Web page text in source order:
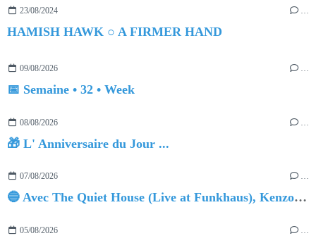
23/08/2024 …
HAMISH HAWK ○ A FIRMER HAND
09/08/2026 …
📅 Semaine • 32 • Week
08/08/2026
🎁 L' Anniversaire du Jour ...
07/08/2026 …
🔵 Avec The Quiet House (Live at Funkhaus), Kenzo Zurzolo livre une performance aussi intense qu'envoûtante.
05/08/2026